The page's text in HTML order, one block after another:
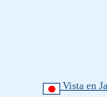
Vista en